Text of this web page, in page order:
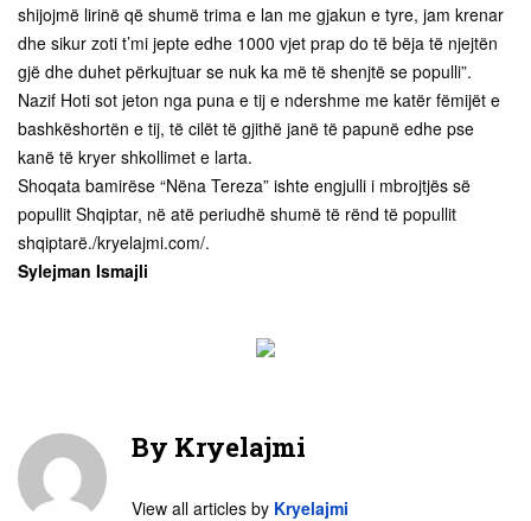
shijojmë lirinë që shumë trima e lan me gjakun e tyre, jam krenar
dhe sikur zoti t’mi jepte edhe 1000 vjet prap do të bëja të njejtën
gjë dhe duhet përkujtuar se nuk ka më të shenjtë se populli”.
Nazif Hoti sot jeton nga puna e tij e ndershme me katër fëmijët e
bashkëshortën e tij, të cilët të gjithë janë të papunë edhe pse
kanë të kryer shkollimet e larta.
Shoqata bamirëse “Nëna Tereza” ishte engjulli i mbrojtjës së
popullit Shqiptar, në atë periudhë shumë të rënd të popullit
shqiptarë./kryelajmi.com/.
Sylejman Ismajli
By Kryelajmi
View all articles by Kryelajmi